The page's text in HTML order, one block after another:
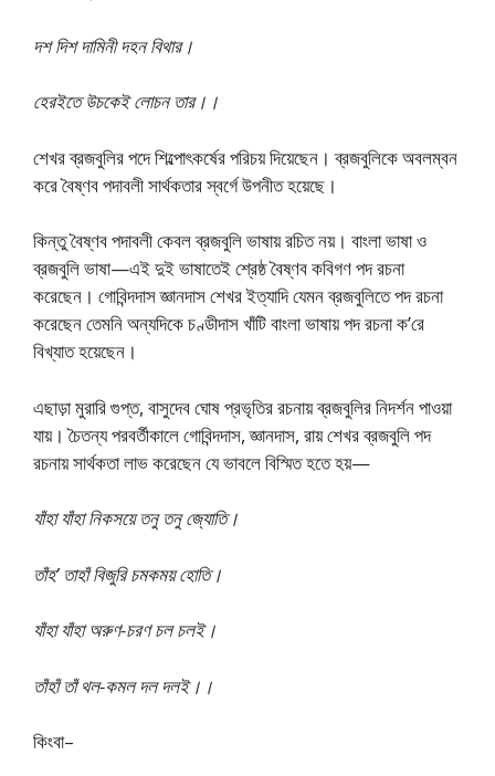
দশ দিশ দামিনী দহন বিথার।
হেরইতে উচকেই লোচন তার।।
শেখর ব্রজবুলির পদে শিল্পোৎকর্ষের পরিচয় দিয়েছেন। ব্রজবুলিকে অবলম্বন
করে বৈষ্ণব পদাবলী সার্থকতার স্বর্গে উপনীত হয়েছে।
কিন্তু বৈষ্ণব পদাবলী কেবল ব্রজবুলি ভাষায় রচিত নয়। বাংলা ভাষা ও
ব্রজবুলি ভাষা—এই দুই ভাষাতেই শ্রেষ্ঠ বৈষ্ণব কবিগণ পদ রচনা
করেছেন। গোবিন্দদাস জ্ঞানদাস শেখর ইত্যাদি যেমন ব্রজবুলিতে পদ রচনা
করেছেন তেমনি অন্যদিকে চণ্ডীদাস খাঁটি বাংলা ভাষায় পদ রচনা ক’রে
বিখ্যাত হয়েছেন।
এছাড়া মুরারি গুপ্ত, বাসুদেব ঘোষ প্রভৃতির রচনায় ব্রজবুলির নিদর্শন পাওয়া
যায়। চৈতন্য পরবর্তীকালে গোবিন্দদাস, জ্ঞানদাস, রায় শেখর ব্রজবুলি পদ
রচনায় সার্থকতা লাভ করেছেন যে ভাবলে বিস্মিত হতে হয়—
যাঁহা যাঁহা নিকসয়ে তনু তনু জ্যোতি।
তাঁহ’ তাহাঁ বিজুরি চমকময় হোতি।
যাঁহা যাঁহা অরুণ-চরণ চল চলই।
তাঁহাঁ তাঁ থল-কমল দল দলই।।
কিংবা–